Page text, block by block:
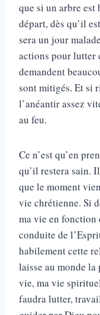
que si un arbre est
départ, dès qu’il
sera un jour
actions pour lutter
demandent
sont mitigés. Et si
l’anéantir assez
au feu.
Ce n’est qu’en
qu’il restera sain.
que le moment
vie chrétienne. Si
ma vie en fonction
conduite de
habilement cette
laisse au monde
vie, ma vie
faudra lutter,